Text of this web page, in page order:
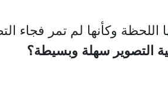
وكأنها لم تمر فجاء
التصوير سهلة وبسيطة؟